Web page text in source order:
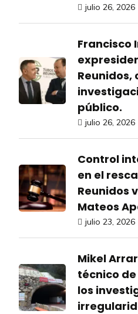
julio 26, 2026
Francisco
Reunidos,
público.
julio 26, 2026
Control
en el
Reunidos
Mateos
julio 23, 2026
Mikel
técnico
los